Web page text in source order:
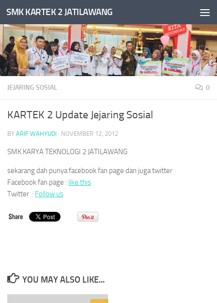
Skip to content
SMK KARTEK 2 JATILAWANG
JEJARING SOSIAL 0
KARTEK 2 Update Jejaring Sosial
BY ARIF WAHYUDI · NOVEMBER 12, 2012
SMK KARYA TEKNOLOGI 2 JATILAWANG
sekarang dah punya facebook fan page dan juga twitter
Facebook fan page : like this
Twitter : Follow us
YOU MAY ALSO LIKE...